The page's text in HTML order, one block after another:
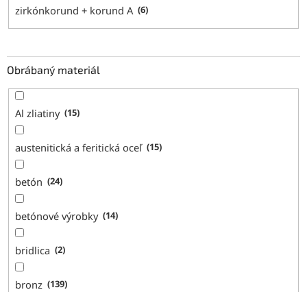
zirkónkorund + korund A 6
Obrábaný materiál
Al zliatiny 15
austenitická a feritická oceľ 15
betón 24
betónové výrobky 14
bridlica 2
bronz 139